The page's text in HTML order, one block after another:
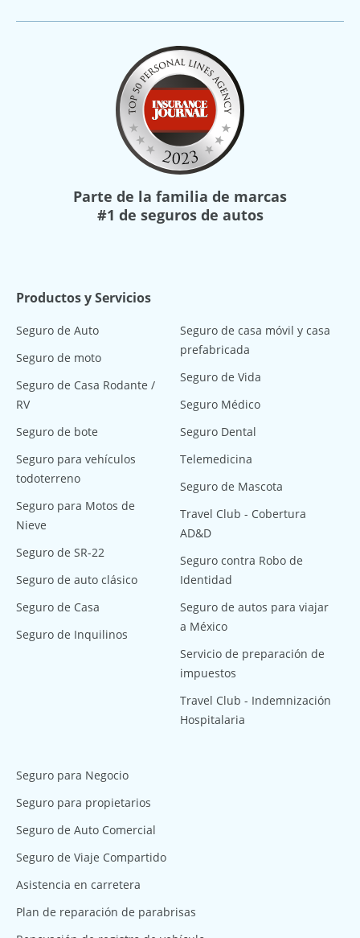
Parte de la familia de marcas
#1 de seguros de autos
Productos y Servicios
Seguro de Auto
Seguro de moto
Seguro de Casa Rodante /
RV
Seguro de bote
Seguro para vehículos
todoterreno
Seguro para Motos de
Nieve
Seguro de SR-22
Seguro de auto clásico
Seguro de Casa
Seguro de Inquilinos
Seguro de casa móvil y casa
prefabricada
Seguro de Vida
Seguro Médico
Seguro Dental
Telemedicina
Seguro de Mascota
Travel Club - Cobertura
AD&D
Seguro contra Robo de
Identidad
Seguro de autos para viajar
a México
Servicio de preparación de
impuestos
Travel Club - Indemnización
Hospitalaria
Seguro para Negocio
Seguro para propietarios
Seguro de Auto Comercial
Seguro de Viaje Compartido
Asistencia en carretera
Plan de reparación de parabrisas